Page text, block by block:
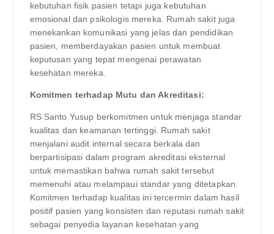
kebutuhan fisik pasien tetapi juga kebutuhan
emosional dan psikologis mereka. Rumah sakit juga
menekankan komunikasi yang jelas dan pendidikan
pasien, memberdayakan pasien untuk membuat
keputusan yang tepat mengenai perawatan
kesehatan mereka.
Komitmen terhadap Mutu dan Akreditasi:
RS Santo Yusup berkomitmen untuk menjaga standar
kualitas dan keamanan tertinggi. Rumah sakit
menjalani audit internal secara berkala dan
berpartisipasi dalam program akreditasi eksternal
untuk memastikan bahwa rumah sakit tersebut
memenuhi atau melampaui standar yang ditetapkan.
Komitmen terhadap kualitas ini tercermin dalam hasil
positif pasien yang konsisten dan reputasi rumah sakit
sebagai penyedia layanan kesehatan yang